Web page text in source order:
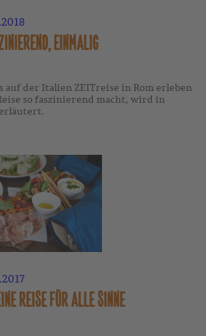
EINMALIG
auf der Italien ZEITreise in Rom erleben
so faszinierend macht, wird in
REISE FÜR ALLE SINNE